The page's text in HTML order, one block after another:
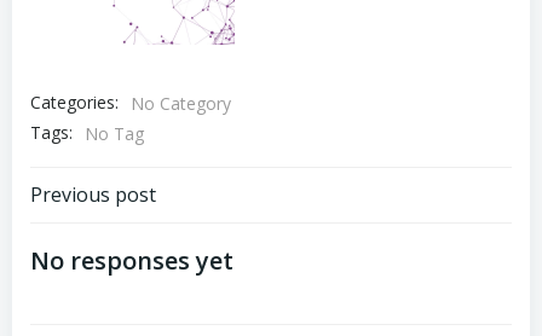
Categories:
No Category
Tags:
No Tag
Post
navigation
Previous post
No responses yet